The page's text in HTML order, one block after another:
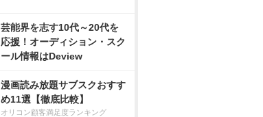
芸能界を志す10代～20代を
応援！オーディション・スク
ール情報はDeview
漫画読み放題サブスクおすす
め11選【徹底比較】
オリコン顧客満足度ランキング